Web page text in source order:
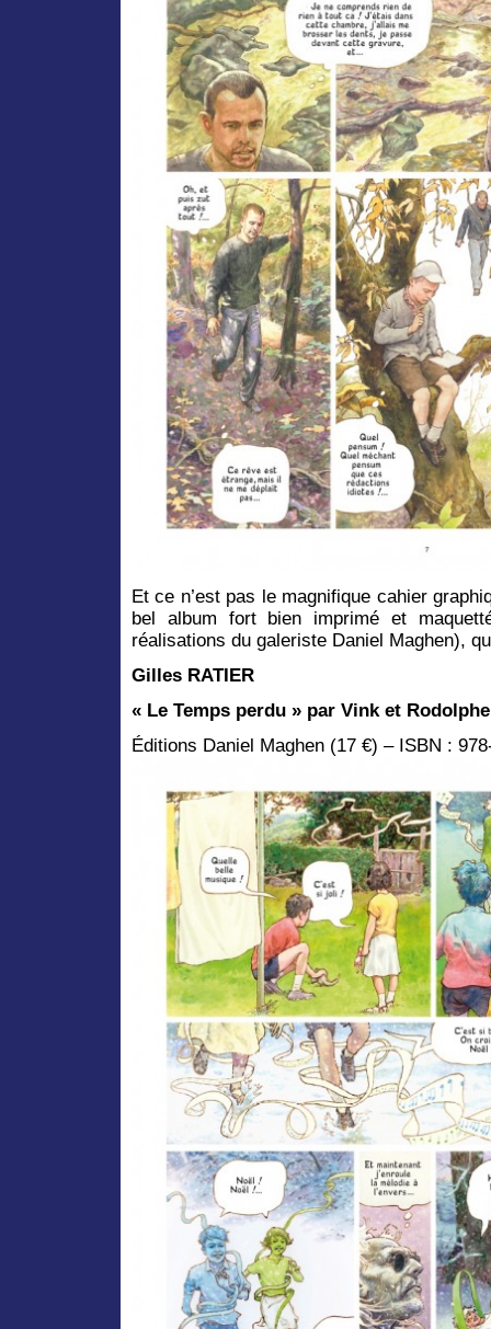
Et ce n’est pas le magnifique cahier
bel album fort bien imprimé et
réalisations du galeriste Daniel Maghen),
Gilles RATIER
« Le Temps perdu » par Vink et Rodolphe
Éditions Daniel Maghen (17 €) – ISBN :